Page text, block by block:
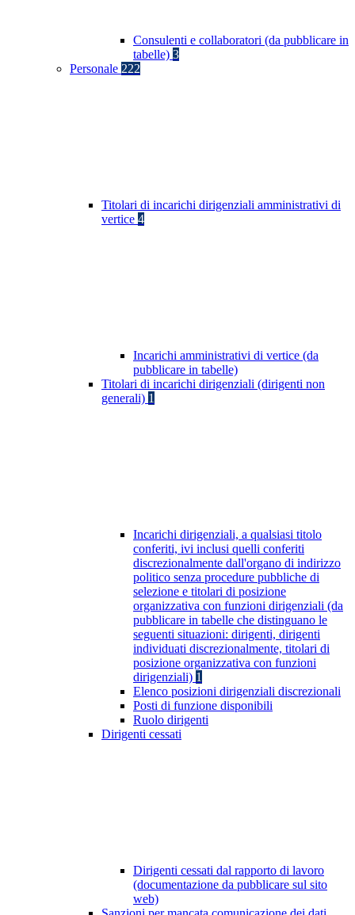
Consulenti e collaboratori (da pubblicare in
tabelle) 3
Personale 222
Titolari di incarichi dirigenziali amministrativi di
vertice 4
Incarichi amministrativi di vertice (da
pubblicare in tabelle)
Titolari di incarichi dirigenziali (dirigenti non
generali) 1
Incarichi dirigenziali, a qualsiasi titolo
conferiti, ivi inclusi quelli conferiti
discrezionalmente dall'organo di indirizzo
politico senza procedure pubbliche di
selezione e titolari di posizione
organizzativa con funzioni dirigenziali (da
pubblicare in tabelle che distinguano le
seguenti situazioni: dirigenti, dirigenti
individuati discrezionalmente, titolari di
posizione organizzativa con funzioni
dirigenziali) 1
Elenco posizioni dirigenziali discrezionali
Posti di funzione disponibili
Ruolo dirigenti
Dirigenti cessati
Dirigenti cessati dal rapporto di lavoro
(documentazione da pubblicare sul sito
web)